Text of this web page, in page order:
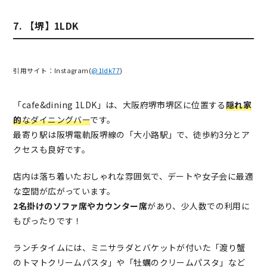
7. 【堺】1LDK
引用サイト：Instagram(@1ldk77)
「cafe&dining 1LDK」は、大阪府堺市堺区に位置する隠れ家
的なダイニングバーです。
最寄り駅は阪堺電軌阪堺線の「大小路駅」で、徒歩約3分とア
クセスも良好です。
店内は落ち着いたおしゃれな雰囲気で、デートや女子会に最適
な空間が広がっています。
2名掛けのソファ席やカウンター席があり、少人数での利用に
もぴったりです！
ランチタイムには、ミニサラダとバケットが付いた「渡り蟹
のトマトクリームパスタ」や「牡蠣のクリームパスタ」など